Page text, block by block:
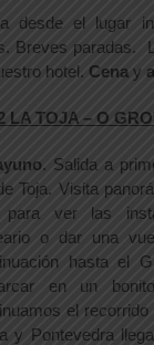
desde el lugar
Breves paradas.
hotel. Cena y
LA TOJA – O
. Salida a
Toja. Visita
para ver las
o dar una
hasta el
en un
el
y Pontevedra